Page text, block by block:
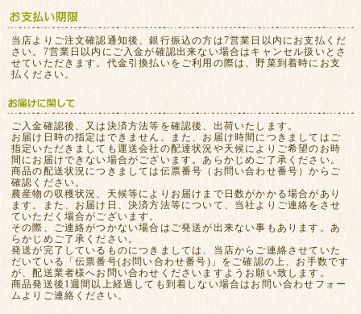
当店よりご注文確認通知後、銀行振込の方は7営業日以内にお支払くだ
さい。7営業日以内にご入金が確認出来ない場合はキャンセル扱いとさ
せていただきます。代金引換払いをご利用の際は、野菜到着時にお支
払ください。
ご入金確認後、又は決済方法等を確認後、出荷いたします。
お届け日時の指定はできません。また、お届け時間につきましてはご
指定いただきましても運送会社の配達状況や天候によりご希望のお時
間にお届けできない場合がございます。あらかじめご了承ください。
商品の配送状況につきましては伝票番号（お問い合わせ番号）からご
確認ください。
農産物の収穫状況、天候等によりお届けまで日数がかかる場合があり
ます。また、お届け日、決済方法等について、当社よりご連絡をさせ
ていただく場合がございます。
その際、ご連絡がつかない場合はご発送が出来ない事もあります。あ
らかじめご了承ください。
発送が完了しているものにつきましては、当店からご連絡させていた
だいている「伝票番号(お問い合わせ番号)」をご確認の上、お手数です
が、配送業者様へお問い合わせくださいますようお願い致します。
商品発送後1週間以上経過しても到着しない場合はお問い合わせフォー
ムよりご連絡ください。